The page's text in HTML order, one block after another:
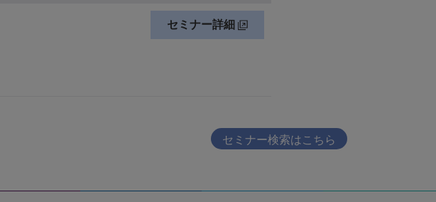
セミナー検索はこちら